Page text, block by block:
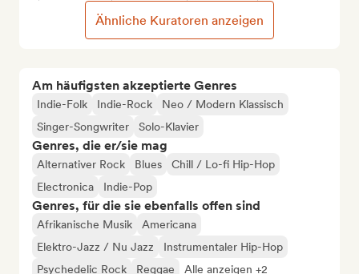
Am häufigsten akzeptierte Genres
Indie-Folk Indie-Rock
Neo / Modern Klassisch
Singer-Songwriter
Solo-Klavier
Genres, die er/sie mag
Alternativer Rock Blues
Chill / Lo-fi Hip-Hop
Electronica
Indie-Pop
Genres, für die sie ebenfalls offen sind
Afrikanische Musik
Americana
Elektro-Jazz / Nu Jazz
Instrumentaler Hip-Hop
Psychedelic Rock
Reggae Alle anzeigen +2
Ähnliche Kuratoren anzeigen